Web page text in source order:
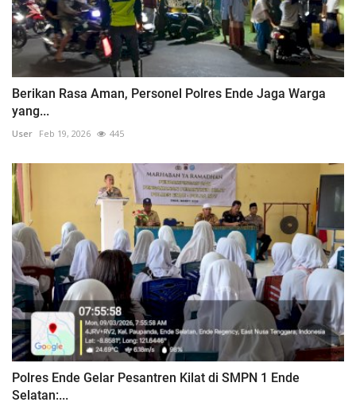
Berikan Rasa Aman, Personel Polres Ende Jaga Warga
yang...
User Feb 19, 2026 445
Polres Ende Gelar Pesantren Kilat di SMPN 1 Ende
Selatan:...